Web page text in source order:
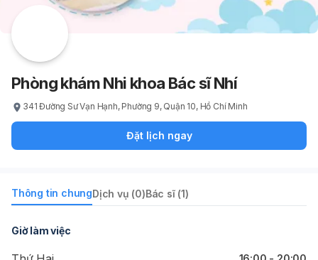
Phòng khám Nhi khoa Bác sĩ Nhí
341 Đường Sư Vạn Hạnh, Phường 9, Quận 10, Hồ Chí Minh
Đặt lịch ngay
Thông tin chungDịch vụ (0)Bác sĩ (1)
Giờ làm việc